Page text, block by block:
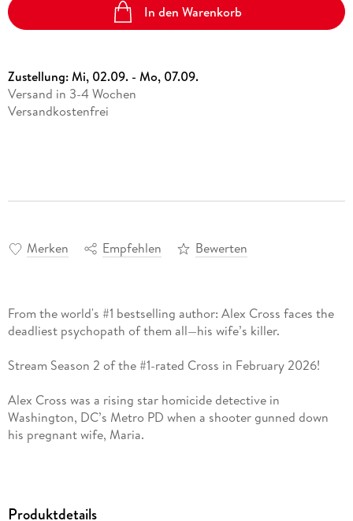
In den Warenkorb
Zustellung:Mi, 02.09. - Mo, 07.09.
Versand in 3-4 Wochen
Versandkostenfrei
Merken Empfehlen Bewerten
From the world's #1 bestselling author: Alex Cross faces the
deadliest psychopath of them all—his wife’s killer.
Stream Season 2 of the #1-rated Cross in February 2026!
Alex Cross was a rising star homicide detective in
Washington, DC’s Metro PD when a shooter gunned down
his pregnant wife, Maria.
Produktdetails